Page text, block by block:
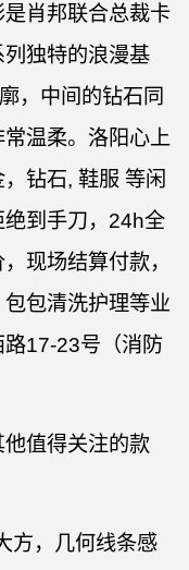
肖邦联合总裁卡
独特的浪漫基
，中间的钻石同
温柔。洛阳心上
钻石, 鞋服 等闲
到手刀，24h全
现场结算付款，
包清洗护理等业
17-23号（消防
值得关注的款
方，几何线条感